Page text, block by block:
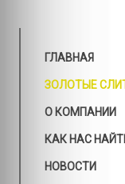
ГЛАВНАЯ
ЗОЛОТЫЕ
О КОМПАНИИ
КАК НАС
НОВОСТИ